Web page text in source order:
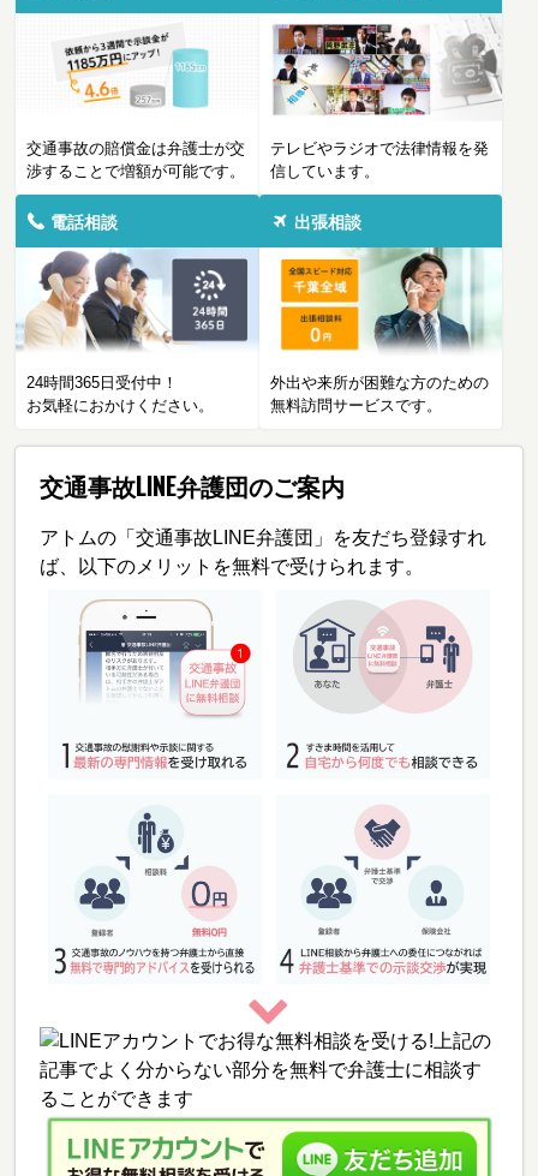
交通事故の賠償金は弁護士が交
渉することで増額が可能です。
テレビやラジオで法律情報を発
信しています。
電話相談
24時間365日受付中！
お気軽におかけください。
出張相談
外出や来所が困難な方のための
無料訪問サービスです。
交通事故LINE弁護団のご案内
アトムの「交通事故LINE弁護団」を友だち登録すれ
ば、以下のメリットを無料で受けられます。